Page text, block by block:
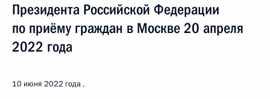
Президента Российской Федерации
по приёму граждан в Москве 20 апреля
2022 года
10 июня 2022 года